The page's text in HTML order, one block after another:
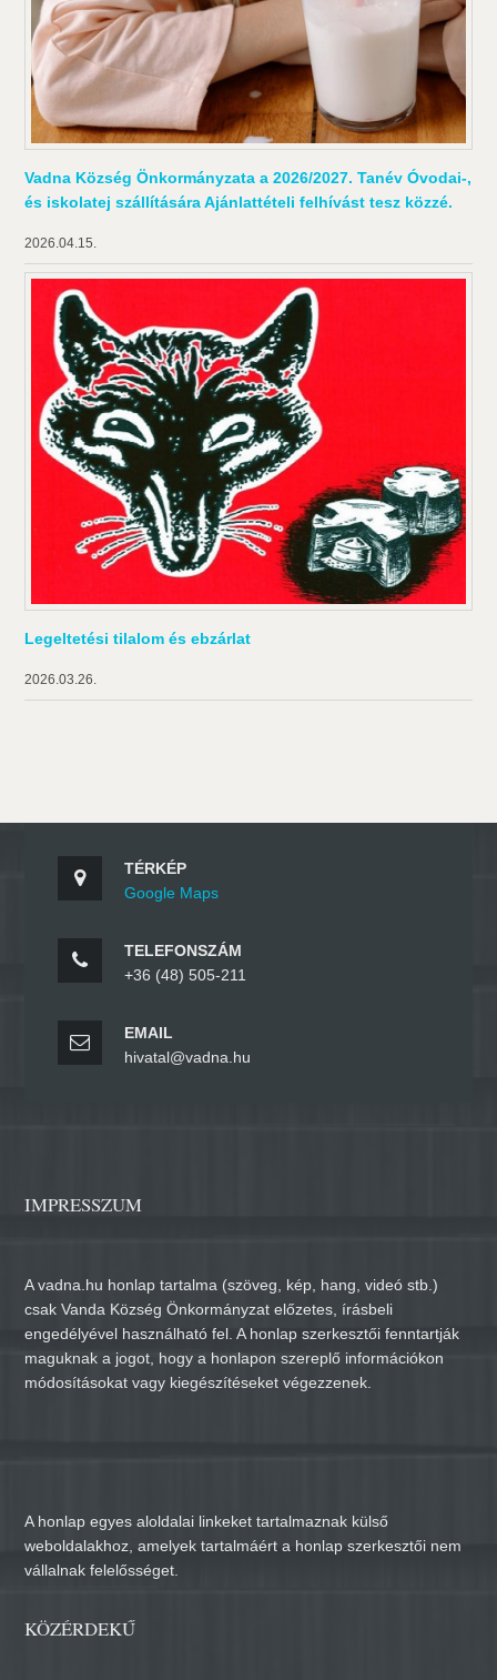
Vadna Község Önkormányzata a 2026/2027. Tanév Óvodai-,
és iskolatej szállítására Ajánlattételi felhívást tesz közzé.
2026.04.15.
Legeltetési tilalom és ebzárlat
2026.03.26.
TÉRKÉP
Google Maps
TELEFONSZÁM
+36 (48) 505-211
EMAIL
hivatal@vadna.hu
IMPRESSZUM
A vadna.hu honlap tartalma (szöveg, kép, hang, videó stb.)
csak Vanda Község Önkormányzat előzetes, írásbeli
engedélyével használható fel. A honlap szerkesztői fenntartják
maguknak a jogot, hogy a honlapon szereplő információkon
módosításokat vagy kiegészítéseket végezzenek.
A honlap egyes aloldalai linkeket tartalmaznak külső
weboldalakhoz, amelyek tartalmáért a honlap szerkesztői nem
vállalnak felelősséget.
KÖZÉRDEKŰ